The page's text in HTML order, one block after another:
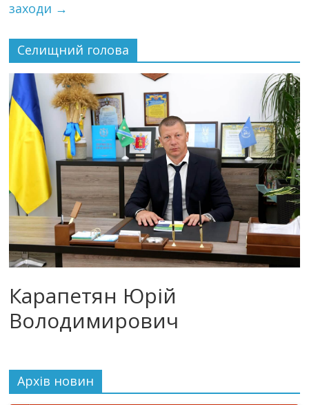
заходи →
Селищний голова
Карапетян Юрій
Володимирович
Архiв новин